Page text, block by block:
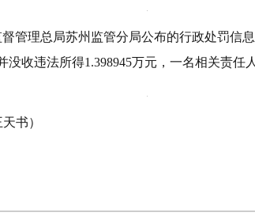
督管理总局苏州监管分局公布的行政处罚信
收违法所得1.398945万元，一名相关责任
书）